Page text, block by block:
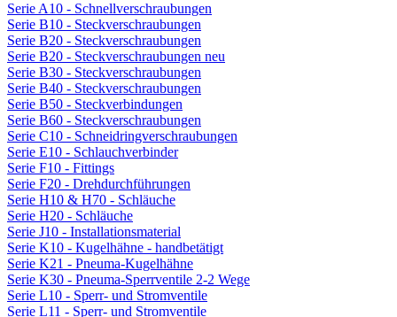
Serie A10 - Schnellverschraubungen
Serie B10 - Steckverschraubungen
Serie B20 - Steckverschraubungen
Serie B20 - Steckverschraubungen neu
Serie B30 - Steckverschraubungen
Serie B40 - Steckverschraubungen
Serie B50 - Steckverbindungen
Serie B60 - Steckverschraubungen
Serie C10 - Schneidringverschraubungen
Serie E10 - Schlauchverbinder
Serie F10 - Fittings
Serie F20 - Drehdurchführungen
Serie H10 & H70 - Schläuche
Serie H20 - Schläuche
Serie J10 - Installationsmaterial
Serie K10 - Kugelhähne - handbetätigt
Serie K21 - Pneuma-Kugelhähne
Serie K30 - Pneuma-Sperrventile 2-2 Wege
Serie L10 - Sperr- und Stromventile
Serie L11 - Sperr- und Stromventile